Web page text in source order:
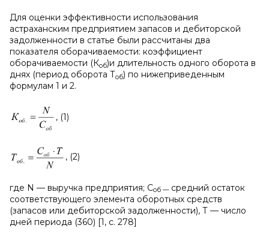
Для оценки эффективности использования
астраханским предприятием запасов и дебиторской
задолженности в статье были рассчитаны два
показателя оборачиваемости: коэффициент
оборачиваемости (Коб)и длительность одного оборота в
днях (период оборота Тоб) по нижеприведенным
формулам 1 и 2.
, (1)
, (2)
где N — выручка предприятия; Соб — средний остаток
соответствующего элемента оборотных средств
(запасов или дебиторской задолженности), Т — число
дней периода (360) [1, с. 278]